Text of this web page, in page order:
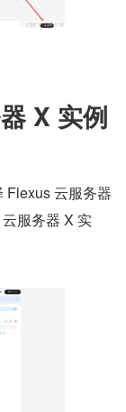
X 实例
Flexus 云服务器
服务器 X 实